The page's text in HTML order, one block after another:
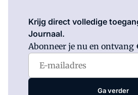
Krijg direct volledige
Journaal.
Abonneer je nu en ontvang
Ga verder